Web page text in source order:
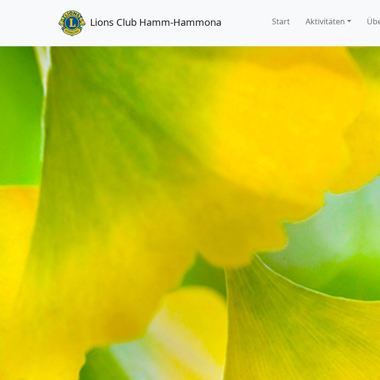
Lions Club Hamm-Hammona Start Aktivitäten